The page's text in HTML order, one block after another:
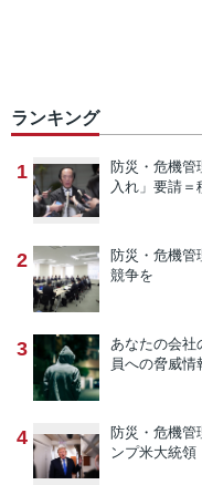
ランキング
1 防災・危機管
入れ」要請＝
2 防災・危機管
競争を
3 あなたの会社
員への脅威
4 防災・危機管
ンプ米大統領